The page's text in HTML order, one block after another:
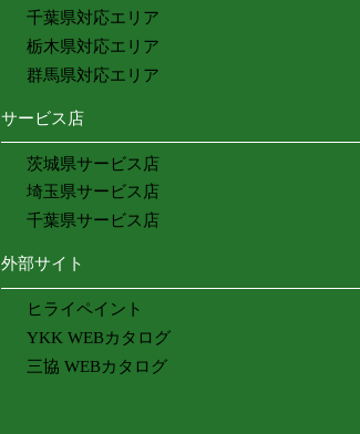
千葉県対応エリア
栃木県対応エリア
群馬県対応エリア
サービス店
茨城県サービス店
埼玉県サービス店
千葉県サービス店
外部サイト
ヒライペイント
YKK WEBカタログ
三協 WEBカタログ